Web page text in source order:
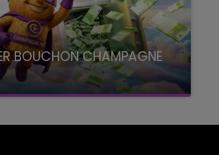
BOUCHON CHAMPAGNE
Champagne FM, à 8H10